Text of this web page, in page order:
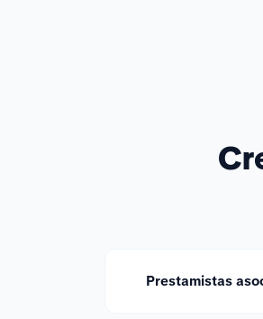
Prestamistas